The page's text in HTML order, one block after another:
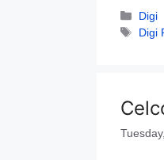
Digi
Tags
Digi